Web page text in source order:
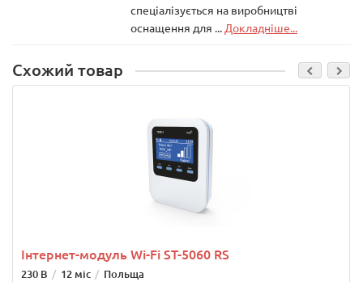
спеціалізується на виробництві
оснащення для ... Докладніше...
Схожий товар
Інтернет-модуль Wi-Fi ST-5060 RS
230 В 12 міс Польща